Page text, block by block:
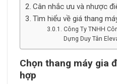
Cân nhắc ưu và nhược
Tìm hiểu về giá thang
Công Ty TNHH
Dựng Duy Tân
Chọn thang máy gia
hợp